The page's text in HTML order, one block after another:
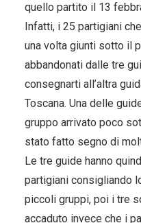
quello partito il 13
Infatti, i 25 partigiani
una volta giunti sotto il
abbandonati dalle tre
consegnarti all’altra
Toscana. Una delle
gruppo arrivato poco
stato fatto segno di
Le tre guide hanno
partigiani consigliando
piccoli gruppi, poi i tre
accaduto invece che i